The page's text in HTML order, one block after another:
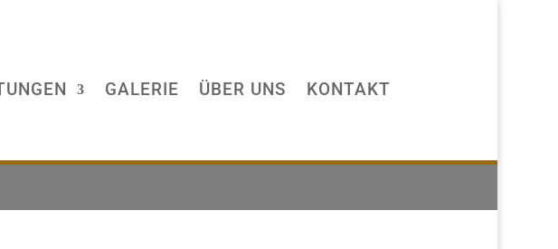
GALERIE ÜBER UNS KONTAKT